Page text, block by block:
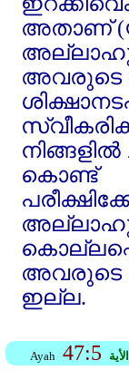
അതാണ്‌
അല്ലാഹു
അവരുടെ
നിങ്ങളില്‍
കൊണ്ട്‌
അവരുടെ
ഇല്ല.
Ayah 47:5 الأية